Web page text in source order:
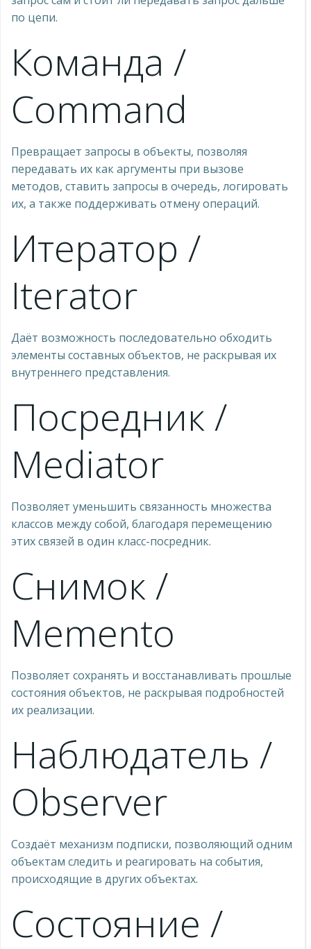
по цепи.
Команда /
Command
Превращает запросы в объекты, позволяя
передавать их как аргументы при вызове
методов, ставить запросы в очередь, логировать
их, а также поддерживать отмену операций.
Итератор /
Iterator
Даёт возможность последовательно обходить
элементы составных объектов, не раскрывая их
внутреннего представления.
Посредник /
Mediator
Позволяет уменьшить связанность множества
классов между собой, благодаря перемещению
этих связей в один класс-посредник.
Снимок /
Memento
Позволяет сохранять и восстанавливать прошлые
состояния объектов, не раскрывая подробностей
их реализации.
Наблюдатель /
Observer
Создаёт механизм подписки, позволяющий одним
объектам следить и реагировать на события,
происходящие в других объектах.
Состояние /